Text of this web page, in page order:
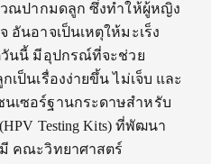
วณปากมดลูก ซึ่งทำให้ผู้หญิง
อันอาจเป็นเหตุให้มะเร็ง
นนี้ มีอุปกรณ์ที่จะช่วย
เป็นเรื่องง่ายขึ้น ไม่เจ็บ และ
นเซอร์ฐานกระดาษสำหรับ
Testing Kits) ที่พัฒนา
คณะวิทยาศาสตร์